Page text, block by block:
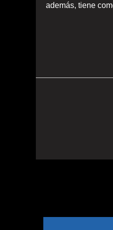
además, tiene